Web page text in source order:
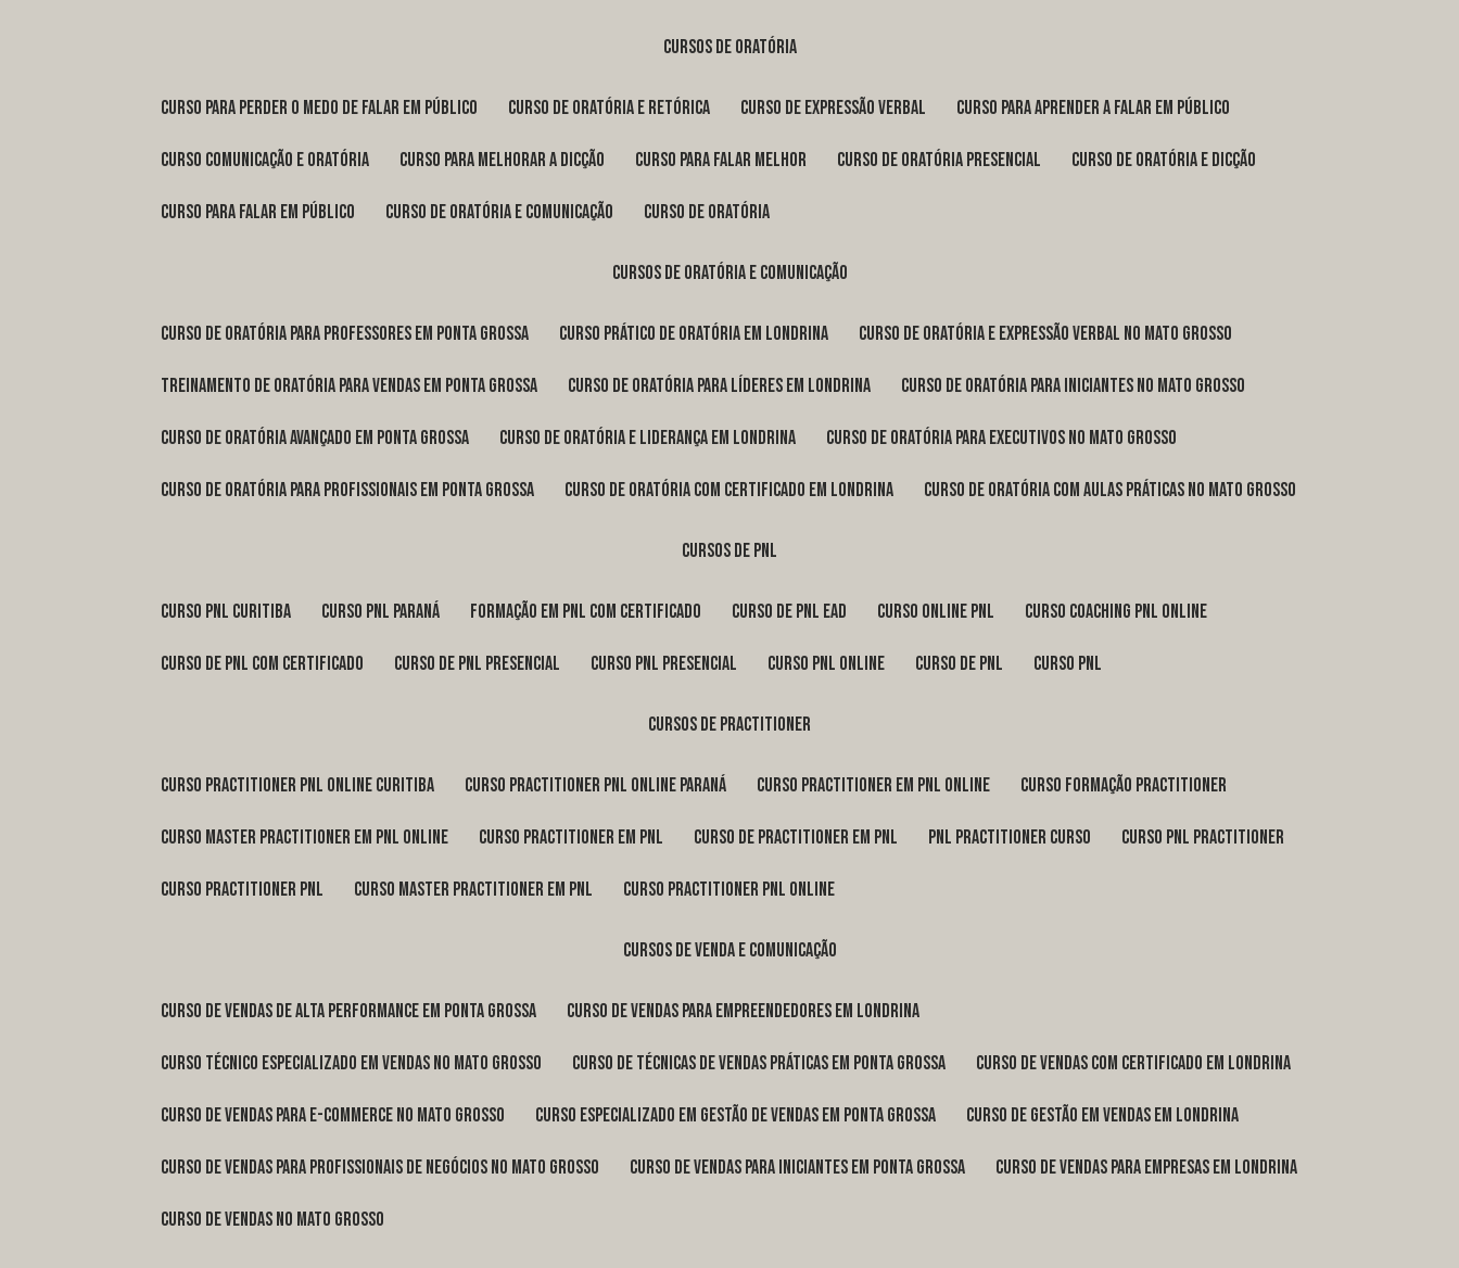
cursos de oratória
curso para perder o medo de falar em público curso de oratória e retórica curso de expressão verbal curso para aprender a falar em público
curso comunicação e oratória curso para melhorar a dicção curso para falar melhor curso de oratória presencial curso de oratória e dicção
curso para falar em público curso de oratória e comunicação curso de oratória
cursos de oratória e comunicação
curso de oratória para professores em Ponta Grossa curso prático de oratória em Londrina curso de oratória e expressão verbal no Mato Grosso
treinamento de oratória para vendas em Ponta Grossa curso de oratória para líderes em Londrina curso de oratória para iniciantes no Mato Grosso
curso de oratória avançado em Ponta Grossa curso de oratória e liderança em Londrina curso de oratória para executivos no Mato Grosso
curso de oratória para profissionais em Ponta Grossa curso de oratória com certificado em Londrina curso de oratória com aulas práticas no Mato Grosso
cursos de pnl
curso pnl Curitiba curso pnl Paraná formação em pnl com certificado curso de pnl ead curso online pnl curso coaching pnl online
curso de pnl com certificado curso de pnl presencial curso pnl presencial curso pnl online curso de pnl curso pnl
cursos de practitioner
curso practitioner pnl online Curitiba curso practitioner pnl online Paraná curso practitioner em pnl online curso formação practitioner
curso master practitioner em pnl online curso practitioner em pnl curso de practitioner em pnl pnl practitioner curso curso pnl practitioner
curso practitioner pnl curso master practitioner em pnl curso practitioner pnl online
cursos de venda e comunicação
curso de vendas de alta performance em Ponta Grossa curso de vendas para empreendedores em Londrina
curso técnico especializado em vendas no Mato Grosso curso de técnicas de vendas práticas em Ponta Grossa curso de vendas com certificado em Londrina
curso de vendas para e-commerce no Mato Grosso curso especializado em gestão de vendas em Ponta Grossa curso de gestão em vendas em Londrina
curso de vendas para profissionais de negócios no Mato Grosso curso de vendas para iniciantes em Ponta Grossa curso de vendas para empresas em Londrina
curso de vendas no Mato Grosso